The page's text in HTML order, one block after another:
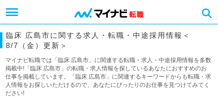
臨床 広島市に関する求人・転職・中途採用情報＜
8/7（金）更新＞
マイナビ転職では「臨床 広島市」に関連する転職・求人・中途採用情報を多数
掲載中!「臨床 広島市」の転職・求人情報を探しているあなたにおすすめのお
仕事を掲載しています。「臨床 広島市」に関連するキーワードからも転職・求
人情報をお探しいただけるので、あなたにぴったりのお仕事を見つけてみてく
ださい!